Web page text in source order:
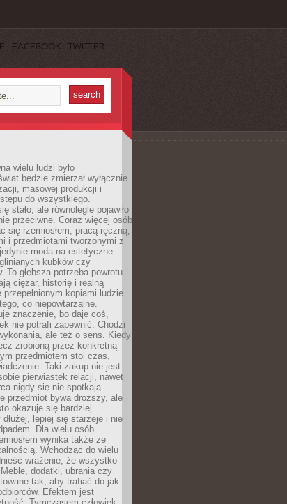
FACEBOOK TWITTER
wielu ludzi było
będzie zmierzał wyłącznie
masowej produkcji i
do wszystkiego.
stało, ale równolegle pojawiło
przeciwne. Coraz więcej osób
się rzemiosłem, pracą ręczną,
i przedmiotami tworzonymi z
moda na estetyczne
kubków czy
To głębsza potrzeba powrotu
ciężar, historię i realną
kopiami ludzie
co niepowtarzalne.
znaczenie, bo daje coś,
nie potrafi zapewnić. Chodzi
ale też o sens. Kiedy
zrobioną przez konkretną
przedmiotem stoi czas,
Taki zakup nie jest
pierwiastek relacji, nawet
nigdy się nie spotkają.
przedmiot bywa droższy, ale
okazuje się bardziej
dłużej, lepiej się starzeje i nie
Dla wielu osób
wynika także ze
Wchodząc do wielu
wrażenie, że wszystko
dodatki, ubrania czy
tak, aby trafiać do jak
Efektem jest